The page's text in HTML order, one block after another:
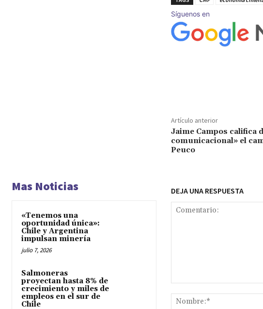
Síguenos en
Artículo anterior
Jaime Campos califica
comunicacional» el
Peuco
Mas Noticias
«Tenemos una
oportunidad única»:
Chile y Argentina
impulsan minería
julio 7, 2026
Salmoneras
proyectan hasta 8% de
crecimiento y miles de
empleos en el sur de
Chile
DEJA UNA RESPUESTA